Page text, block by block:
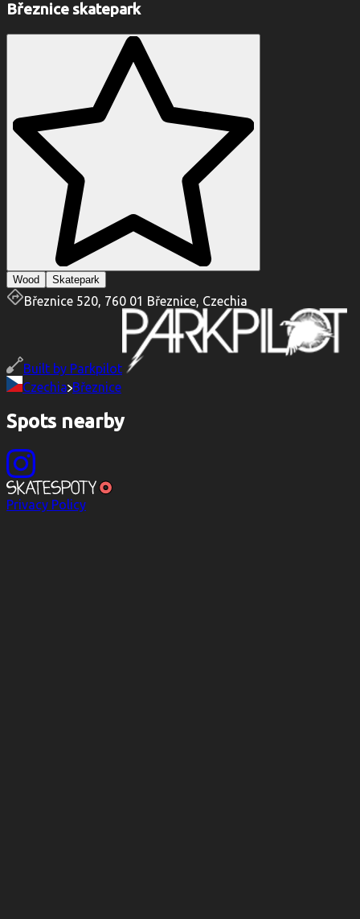
Březnice skatepark
Wood Skatepark
Březnice 520, 760 01 Březnice, Czechia
Built by Parkpilot
Czechia Březnice
Spots nearby
Privacy Policy